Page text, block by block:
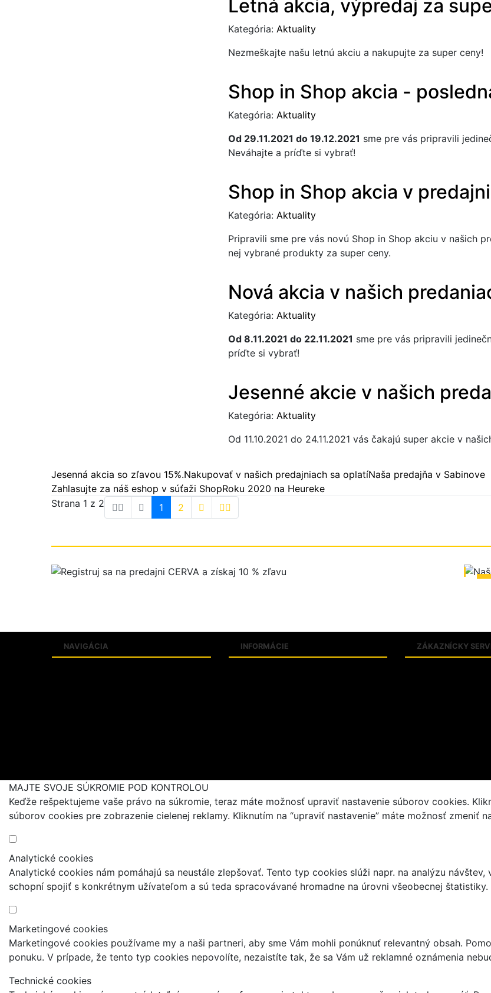
Letná akcia, výpredaj za
Kategória: Aktuality
Nezmeškajte našu letnú akciu a nakupujte za super ceny!
Shop in Shop akcia -
Kategória: Aktuality
Od 29.11.2021 do 19.12.2021 sme pre vás pripravili
Neváhajte a príďte si vybrať!
Shop in Shop akcia v
Kategória: Aktuality
Pripravili sme pre vás novú Shop in Shop akciu v našich
nej vybrané produkty za super ceny.
Nová akcia v našich
Kategória: Aktuality
Od 8.11.2021 do 22.11.2021 sme pre vás pripravili
príďte si vybrať!
Jesenné akcie v našich
Kategória: Aktuality
Od 11.10.2021 do 24.11.2021 vás čakajú super akcie v
Jesenná akcia so zľavou 15%.Nakupovať v našich predajniach sa oplatíNaša predajňa v Sabinove
Zahlasujte za náš eshop v súťaži ShopRoku 2020 na Heureke
Strana 1 z 2
1 2
NAVIGÁCIA INFORMÁCIE ZÁKAZNÍCKY
MAJTE SVOJE SÚKROMIE POD KONTROLOU
Keďže rešpektujeme vaše právo na súkromie, teraz máte možnosť upraviť nastavenie súborov cookies.
súborov cookies pre zobrazenie cielenej reklamy. Kliknutím na “upraviť nastavenie” máte možnosť zmeniť
Analytické cookies
Analytické cookies nám pomáhajú sa neustále zlepšovať. Tento typ cookies slúži napr. na analýzu
schopní spojiť s konkrétnym užívateľom a sú teda spracovávané hromadne na úrovni všeobecnej štatistiky.
Marketingové cookies
Marketingové cookies používame my a naši partneri, aby sme Vám mohli ponúknuť relevantný obsah.
ponuku. V prípade, že tento typ cookies nepovolíte, nezaistíte tak, že sa Vám už reklamné oznámenia
Technické cookies